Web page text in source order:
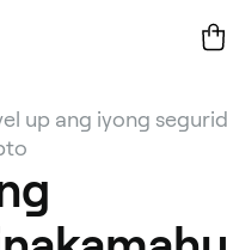
up ang iyong